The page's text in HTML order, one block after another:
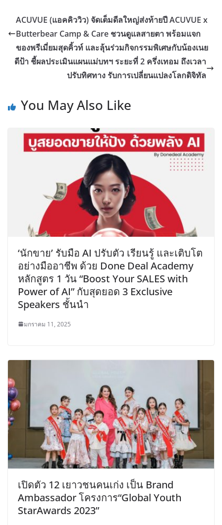
ACUVUE (แอคคิววิว) จัดเต็มดีลใหญ่ส่งท้ายปี ACUVUE x
Butterbear Camp & Care ชวนดูแลสายตา พร้อมแจก
ของพรีเมี่ยมสุดคิ้วท์ และลุ้นร่วมกิจกรรมพิเศษกับน้องเนย
ดีป้า ชี้ผลประเมินแผนแม่บทฯ ระยะที่ 2 ครึ่งเทอม ถึงเวลา
ปรับทิศทาง รับการเปลี่ยนแปลงโลกดิจิทัล
You May Also Like
‘นักขาย’ รับมือ AI ปรับตัว เรียนรู้ และเติบโต
อย่างมืออาชีพ ด้วย Done Deal Academy
หลักสูตร 1 วัน “Boost Your SALES with
Power of AI” กับสุดยอด 3 Exclusive
Speakers ชั้นนำ
มกราคม 11, 2025
เปิดตัว 12 เยาวชนคนเก่ง เป็น Brand
Ambassador โครงการ“Global Youth
StarAwards 2023”